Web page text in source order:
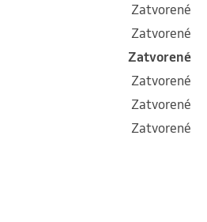
Zatvorené
Zatvorené
Zatvorené
Zatvorené
Zatvorené
Zatvorené